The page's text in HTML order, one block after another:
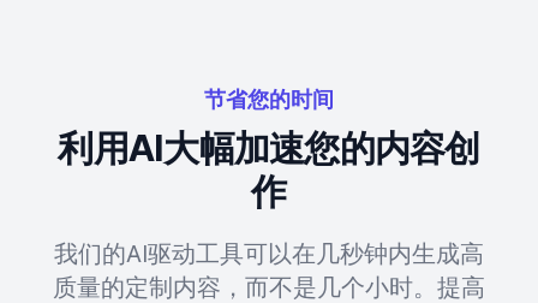
节省您的时间
利用AI大幅加速您的内容创
作
我们的AI驱动工具可以在几秒钟内生成高
质量的定制内容，而不是几个小时。提高